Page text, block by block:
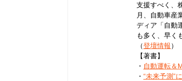
支援すべく、
月、自動車産
ディア「自動
も多く、早く
（登壇情報）
【著書】
・ 自動運転＆
・ “未来予測”